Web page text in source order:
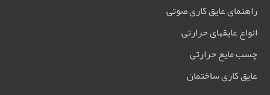
راهنمای عایق کاری صوتی
انواع عایقهای حرارتی
چسب مایع حرارتی
عایق کاری ساختمان